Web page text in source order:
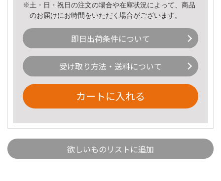
※土・日・祝日の注文の場合や在庫状況によって、商品
のお届けにお時間をいただく場合がございます。
即日出荷条件について
受け取り方法・送料について
カートに入れる
欲しいものリストに追加